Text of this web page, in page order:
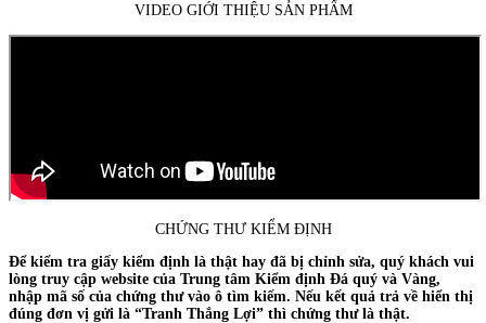
VIDEO GIỚI THIỆU SẢN PHẨM
CHỨNG THƯ KIỂM ĐỊNH
Để kiểm tra giấy kiểm định là thật hay đã bị chỉnh sửa, quý khách vui
lòng truy cập website của Trung tâm Kiểm định Đá quý và Vàng,
nhập mã số của chứng thư vào ô tìm kiếm. Nếu kết quả trả về hiển thị
đúng đơn vị gửi là “Tranh Thắng Lợi” thì chứng thư là thật.